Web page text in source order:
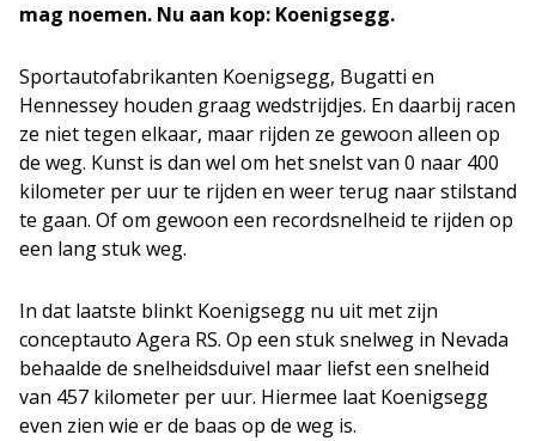
mag noemen. Nu aan kop: Koenigsegg.
Sportautofabrikanten Koenigsegg, Bugatti en
Hennessey houden graag wedstrijdjes. En daarbij racen
ze niet tegen elkaar, maar rijden ze gewoon alleen op
de weg. Kunst is dan wel om het snelst van 0 naar 400
kilometer per uur te rijden en weer terug naar stilstand
te gaan. Of om gewoon een recordsnelheid te rijden op
een lang stuk weg.
In dat laatste blinkt Koenigsegg nu uit met zijn
conceptauto Agera RS. Op een stuk snelweg in Nevada
behaalde de snelheidsduivel maar liefst een snelheid
van 457 kilometer per uur. Hiermee laat Koenigsegg
even zien wie er de baas op de weg is.